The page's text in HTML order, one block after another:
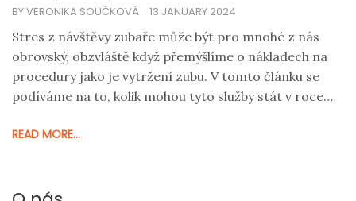
BY VERONIKA SOUČKOVÁ 13 JANUARY 2024
Stres z návštěvy zubaře může být pro mnohé z nás
obrovský, obzvláště když přemýšlíme o nákladech na
procedury jako je vytržení zubu. V tomto článku se
podíváme na to, kolik mohou tyto služby stát v roce
potenciálně snížit. Zabýváme se nejen standardními
připravit na návštěvu zubaře a jak získat nejlepší
READ MORE...